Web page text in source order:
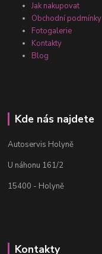
Jak nakupovat
Obchodní podmínky
Fotogalerie
Kontakty
Blog
Kde nás najdete
Autoservis Holyně
U náhonu 161/2
15400 - Holyně
Kontakty